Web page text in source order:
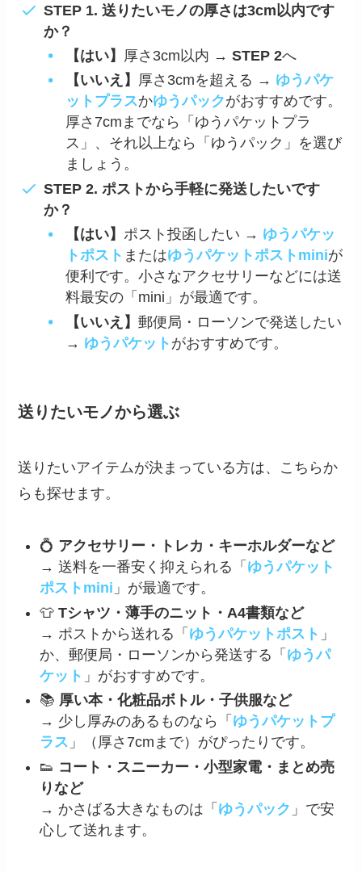
STEP 1. 送りたいモノの厚さは3cm以内です
か？
【はい】 厚さ3cm以内 → STEP 2へ
【いいえ】 厚さ3cmを超える → ゆうパケ
ットプラスかゆうパックがおすすめです。
厚さ7cmまでなら「ゆうパケットプラ
ス」、それ以上なら「ゆうパック」を選び
ましょう。
STEP 2. ポストから手軽に発送したいです
か？
【はい】 ポスト投函したい → ゆうパケッ
トポスト またはゆうパケットポストminiが
便利です。小さなアクセサリーなどには送
料最安の「mini」が最適です。
【いいえ】 郵便局・ローソンで発送したい
→ ゆうパケット がおすすめです。
送りたいモノから選ぶ
送りたいアイテムが決まっている方は、こちらか
らも探せます。
💍 アクセサリー・トレカ・キーホルダーなど
→ 送料を一番安く抑えられる「 ゆうパケット
ポストmini 」が最適です。
👕Tシャツ・薄手のニット・A4書類など
→ ポストから送れる「 ゆうパケットポスト 」
か、郵便局・ローソンから発送する「 ゆうパ
ケット 」がおすすめです。
📚 厚い本・化粧品ボトル・子供服など
→ 少し厚みのあるものなら「 ゆうパケットプ
ラス 」（厚さ7cmまで）がぴったりです。
👟 コート・スニーカー・小型家電・まとめ売
りなど
→ かさばる大きなものは「 ゆうパック 」で安
心して送れます。